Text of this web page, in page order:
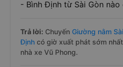
- Bình Định từ Sài Gòn nào
Trả lời: Chuyến Giường nằm
Định có giờ xuất phát sớm
nhà xe Vũ Phong.